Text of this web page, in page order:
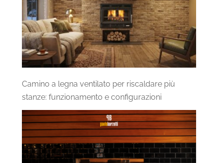
Camino a legna ventilato per riscaldare più
stanze: funzionamento e configurazioni